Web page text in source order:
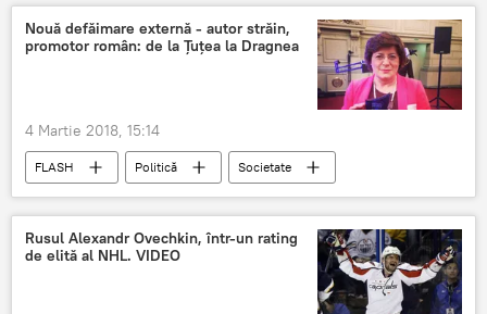
memento
România Vremea
Nouă defăimare externă - autor străin,
promotor român: de la Țuțea la Dragnea
4 Martie 2018, 15:14
FLASH Politică
Societate
Rezist
PSD Romania
Ana Gomes
Liviu Dragnea
Viorica Dăncilă
interviu
România
Rusul Alexandr Ovechkin, într-un rating
de elită al NHL. VIDEO